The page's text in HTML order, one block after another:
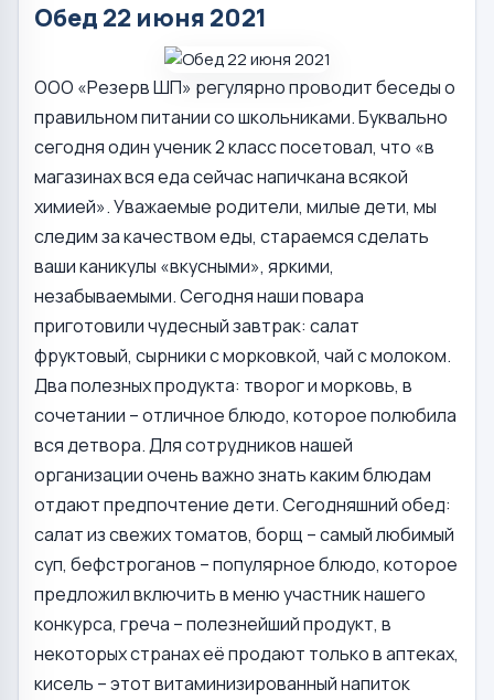
Обед 22 июня 2021
ООО «Резерв ШП» регулярно проводит беседы о
правильном питании со школьниками. Буквально
сегодня один ученик 2 класс посетовал, что «в
магазинах вся еда сейчас напичкана всякой
химией». Уважаемые родители, милые дети, мы
следим за качеством еды, стараемся сделать
ваши каникулы «вкусными», яркими,
незабываемыми. Сегодня наши повара
приготовили чудесный завтрак: салат
фруктовый, сырники с морковкой, чай с молоком.
Два полезных продукта: творог и морковь, в
сочетании – отличное блюдо, которое полюбила
вся детвора. Для сотрудников нашей
организации очень важно знать каким блюдам
отдают предпочтение дети. Сегодняшний обед:
салат из свежих томатов, борщ – самый любимый
суп, бефстроганов – популярное блюдо, которое
предложил включить в меню участник нашего
конкурса, греча – полезнейший продукт, в
некоторых странах её продают только в аптеках,
кисель – этот витаминизированный напиток